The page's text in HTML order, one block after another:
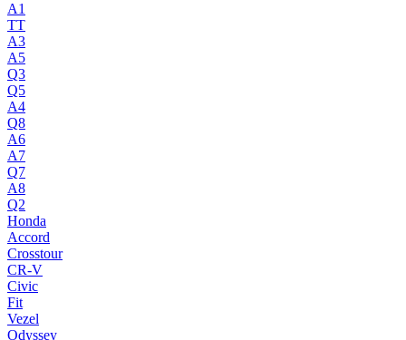
A1
TT
A3
A5
Q3
Q5
A4
Q8
A6
A7
Q7
A8
Q2
Honda
Accord
Crosstour
CR-V
Civic
Fit
Vezel
Odyssey